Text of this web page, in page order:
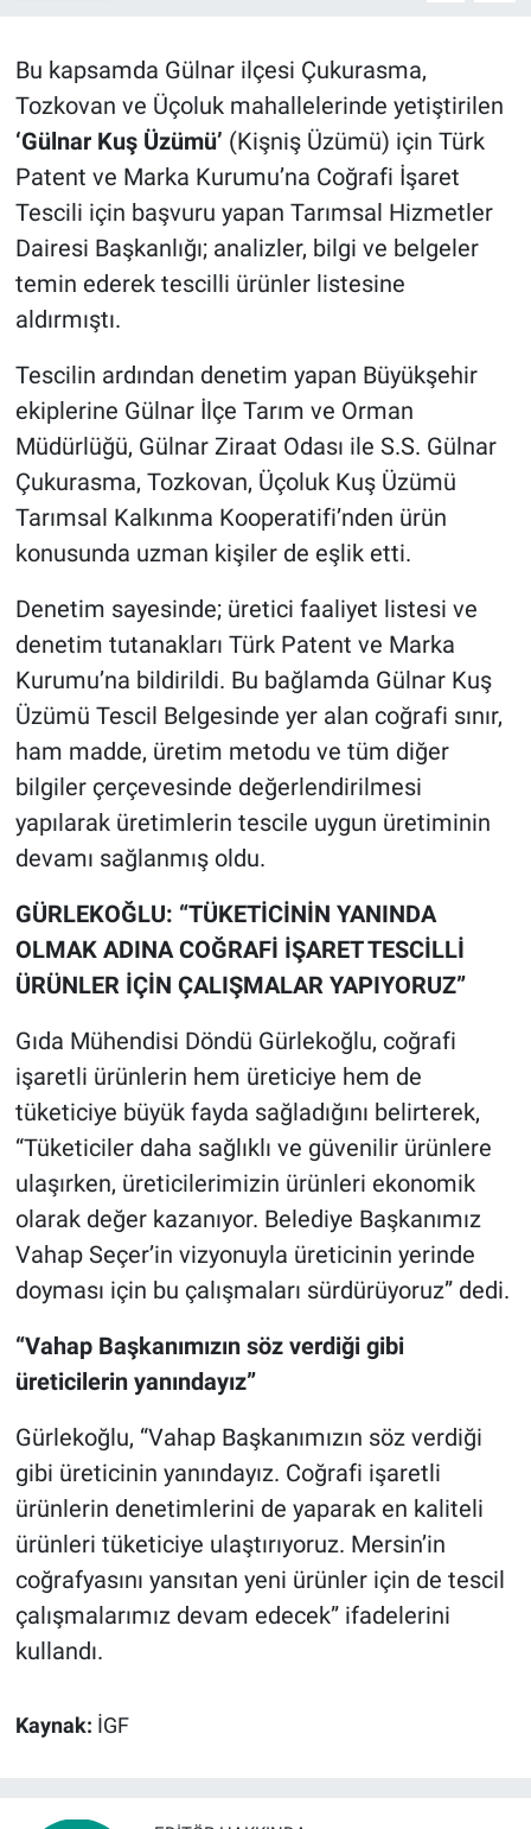
Bu kapsamda Gülnar ilçesi Çukurasma,
Tozkovan ve Üçoluk mahallelerinde yetiştirilen
‘Gülnar Kuş Üzümü’ (Kişniş Üzümü) için Türk
Patent ve Marka Kurumu’na Coğrafi İşaret
Tescili için başvuru yapan Tarımsal Hizmetler
Dairesi Başkanlığı; analizler, bilgi ve belgeler
temin ederek tescilli ürünler listesine
aldırmıştı.
Tescilin ardından denetim yapan Büyükşehir
ekiplerine Gülnar İlçe Tarım ve Orman
Müdürlüğü, Gülnar Ziraat Odası ile S.S. Gülnar
Çukurasma, Tozkovan, Üçoluk Kuş Üzümü
Tarımsal Kalkınma Kooperatifi’nden ürün
konusunda uzman kişiler de eşlik etti.
Denetim sayesinde; üretici faaliyet listesi ve
denetim tutanakları Türk Patent ve Marka
Kurumu’na bildirildi. Bu bağlamda Gülnar Kuş
Üzümü Tescil Belgesinde yer alan coğrafi sınır,
ham madde, üretim metodu ve tüm diğer
bilgiler çerçevesinde değerlendirilmesi
yapılarak üretimlerin tescile uygun üretiminin
devamı sağlanmış oldu.
GÜRLEKOĞLU: “TÜKETİCİNİN YANINDA
OLMAK ADINA COĞRAFİ İŞARET TESCİLLİ
ÜRÜNLER İÇİN ÇALIŞMALAR YAPIYORUZ”
Gıda Mühendisi Döndü Gürlekoğlu, coğrafi
işaretli ürünlerin hem üreticiye hem de
tüketiciye büyük fayda sağladığını belirterek,
“Tüketiciler daha sağlıklı ve güvenilir ürünlere
ulaşırken, üreticilerimizin ürünleri ekonomik
olarak değer kazanıyor. Belediye Başkanımız
Vahap Seçer’in vizyonuyla üreticinin yerinde
doyması için bu çalışmaları sürdürüyoruz” dedi.
“Vahap Başkanımızın söz verdiği gibi
üreticilerin yanındayız”
Gürlekoğlu, “Vahap Başkanımızın söz verdiği
gibi üreticinin yanındayız. Coğrafi işaretli
ürünlerin denetimlerini de yaparak en kaliteli
ürünleri tüketiciye ulaştırıyoruz. Mersin’in
coğrafyasını yansıtan yeni ürünler için de tescil
çalışmalarımız devam edecek” ifadelerini
kullandı.
Kaynak: İGF
ÇEVRE
HABERDE İNSAN
EĞİTİM
BİLİM VE TEKNOLOJİ
Bölge